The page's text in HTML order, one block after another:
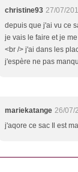
christine93 27/07/
depuis que j'ai vu ce
je vais le faire et je
<br /> j'ai dans les
j'espère ne pas
mariekatange 26/07/
j'aqore ce sac Il est